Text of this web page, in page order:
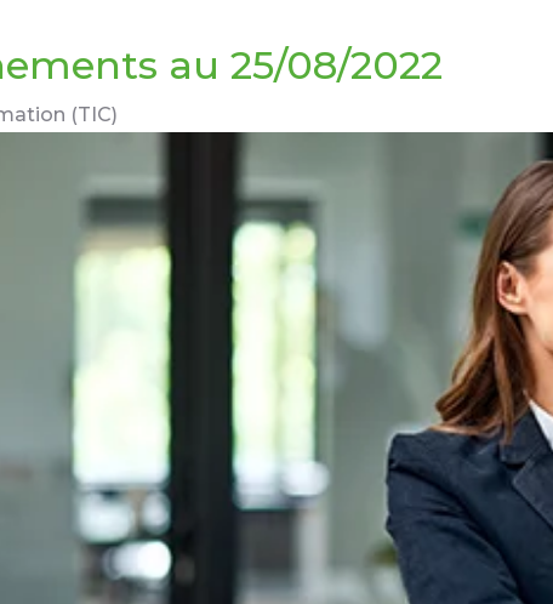
au 25/08/2022
(TIC)